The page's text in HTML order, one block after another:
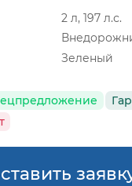
2 л, 197 л.с.
Зеленый